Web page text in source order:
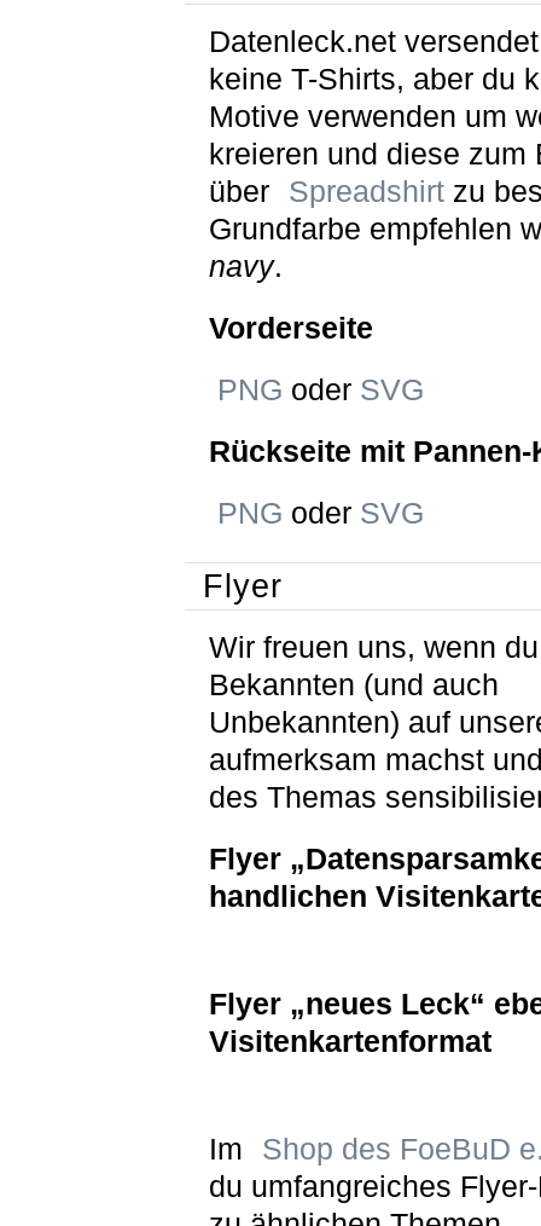
Datenleck.net
keine T-Shirts, aber du
Motive verwenden um
kreieren und diese zum
über
Spreadshirtzu
Grundfarbe empfehlen
navy.
Vorderseite
PNG oder SVG
Rückseite mit Pannen-
PNG oder SVG
Flyer
Wir freuen uns, wenn
Bekannten (und auch
Unbekannten) auf
aufmerksam machst
des Themas
Flyer
handlichen
Flyer „neues Leck“
Visitenkartenformat
Im
Shop des FoeBuD
du umfangreiches